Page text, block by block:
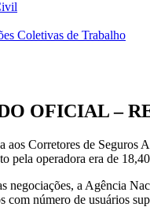
Coletivas de Trabalho
OFICIAL –
Corretores de Seguros
pela operadora era de
negociações, a Agência
com número de usuários